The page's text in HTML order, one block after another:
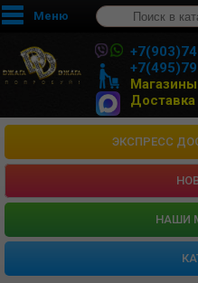
Меню
Доставка
ЭКСПРЕСС
HАШИ